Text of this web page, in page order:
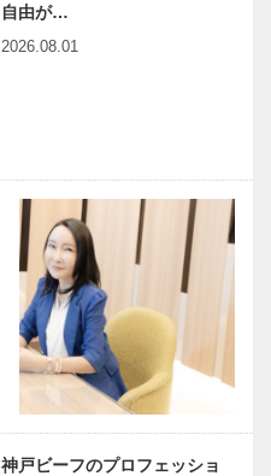
自由が…
2026.08.01
神戸ビーフのプロフェッショ